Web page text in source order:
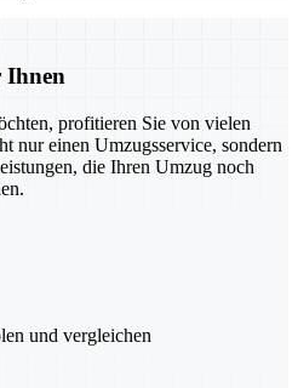
Ihnen
profitieren Sie von vielen
nur einen Umzugsservice, sondern
die Ihren Umzug noch
und vergleichen